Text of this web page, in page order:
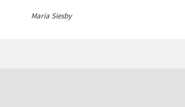
Maria Siesby